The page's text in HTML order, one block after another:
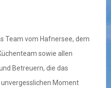
Team vom Hafnersee, dem
sowie allen
Betreuern, die das
Moment